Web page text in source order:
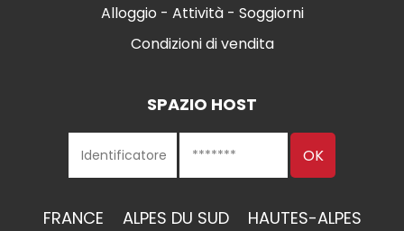
Alloggio - Attività - Soggiorni
Condizioni di vendita
SPAZIO HOST
FRANCE ALPES DU SUD HAUTES-ALPES